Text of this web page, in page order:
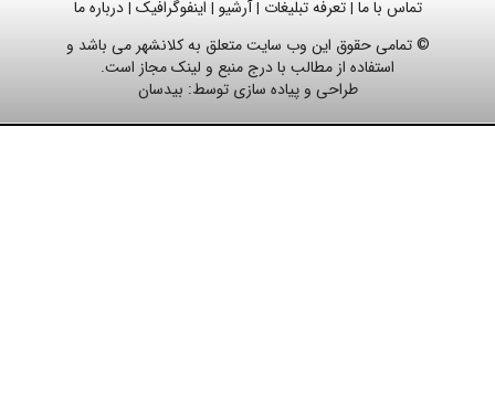
تماس با ما |تعرفه تبلیغات |آرشیو | اینفوگرافیک |درباره ما
© تمامی حقوق این وب سایت متعلق به کلانشهر می باشد و
استفاده از مطالب با درج منبع و لینک مجاز است.
طراحی و پیاده سازی توسط: بیدسان